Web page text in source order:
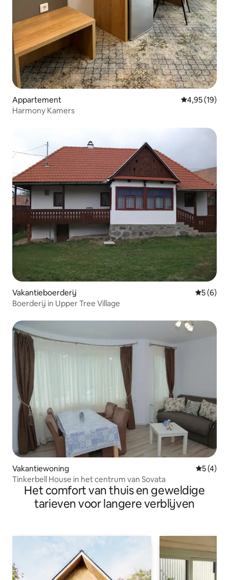
Appartement Gemiddelde
4,95 (19)
Harmony Kamers
Vakantieboerderij
5 (6)
Boerderij in Upper Tree Village
Vakantiewoning
5 (4)
Tinkerbell House in het centrum van Sovata
Het comfort van thuis en geweldige
tarieven voor langere verblijven